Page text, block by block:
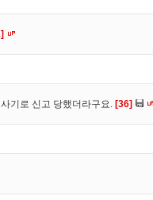
기로 신고 당했더라구요. [36]